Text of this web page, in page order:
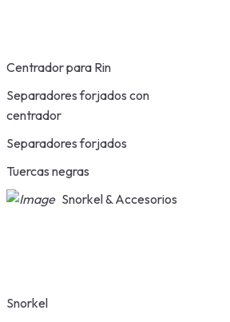
Centrador para Rin
Separadores forjados con
centrador
Separadores forjados
Tuercas negras
Snorkel & Accesorios
Snorkel